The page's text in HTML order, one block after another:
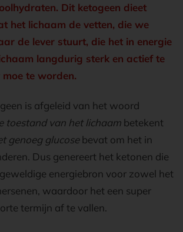
Dit ketogeen dieet
het lichaam de vetten, die we
de lever stuurt, die het in energie
langdurig sterk en actief te
te worden.
is afgeleid van het woord
toestand van het lichaam betekent
genoeg glucosebevat om het in
Dus genereert het ketonen die
energiebron voor zowel het
waardoor het een super
termijn af te vallen.